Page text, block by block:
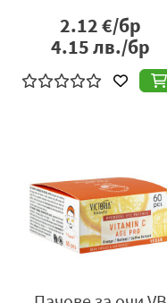
2.12€/бр
4.15лв./бр